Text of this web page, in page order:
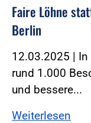
Faire Löhne
Berlin
12.03.2025 |
rund 1.000
und bessere...
Weiterlesen